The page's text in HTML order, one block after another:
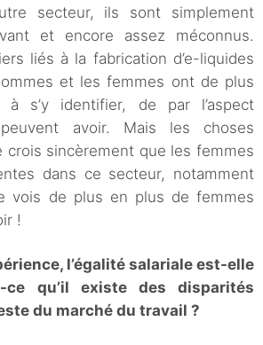
secteur, ils sont simplement
et encore assez méconnus.
liés à la fabrication d’e-liquides
et les femmes ont de plus
s’y identifier, de par l’aspect
avoir. Mais les choses
crois sincèrement que les femmes
dans ce secteur, notamment
vois de plus en plus de femmes
!
l’égalité salariale est-elle
qu’il existe des disparités
du marché du travail ?